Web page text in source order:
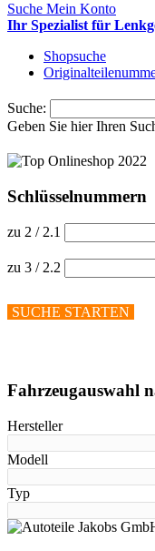
Suche Mein Konto
Ihr Spezialist für
Shopsuche
Suche:
Geben Sie hier Ihren
Schlüsselnummern
zu 2 / 2.1
zu 3 / 2.2
SUCHE STARTEN
Fahrzeugauswahl
Hersteller
Modell
Typ